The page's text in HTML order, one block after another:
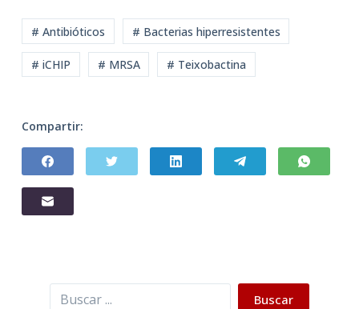
# Antibióticos # Bacterias hiperresistentes
# iCHIP # MRSA # Teixobactina
Compartir:
Buscar Buscar